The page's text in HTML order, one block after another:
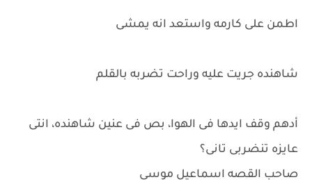
اطمن على كارمه واستعد انه يمشى
شاهنده جريت عليه وراحت تضربه بالقلم
أدهم وقف ايدها فى الهوا، بص فى عنين شاهنده، انتى
عايزه تنضربى تانى؟
صاحب القصه اسماعيل موسى